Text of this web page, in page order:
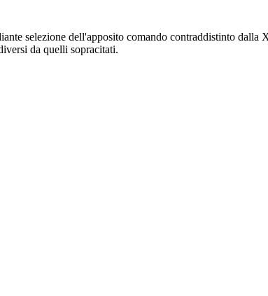
selezione dell'apposito comando contraddistinto
da quelli sopracitati.